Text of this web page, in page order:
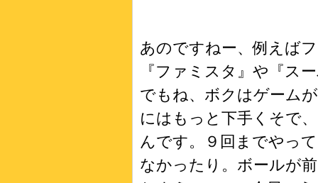
あのですねー、例えば
『ファミスタ』や『ス
でもね、ボクはゲーム
にはもっと下手くそで
んです。９回までやっ
なかったり。ボールが